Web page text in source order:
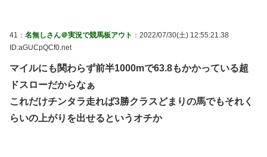
41： 名無しさん＠実況で競馬板アウト ：2022/07/30(土) 12:55:21.38
ID:aGUCpQCf0.net
マイルにも関わらず前半1000mで63.8もかかっている超
ドスローだからなぁ
これだけチンタラ走れば3勝クラスどまりの馬でもそれく
らいの上がりを出せるというオチか